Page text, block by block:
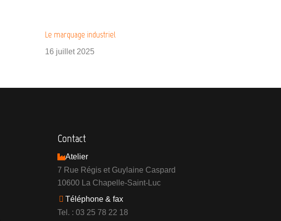
Le marquage industriel
16 juillet 2025
Contact
Atelier
7 Rue Régis et Guylaine Caspard
10600 La Chapelle-Saint-Luc
Téléphone & fax
Tel. : 03 25 78 22 18